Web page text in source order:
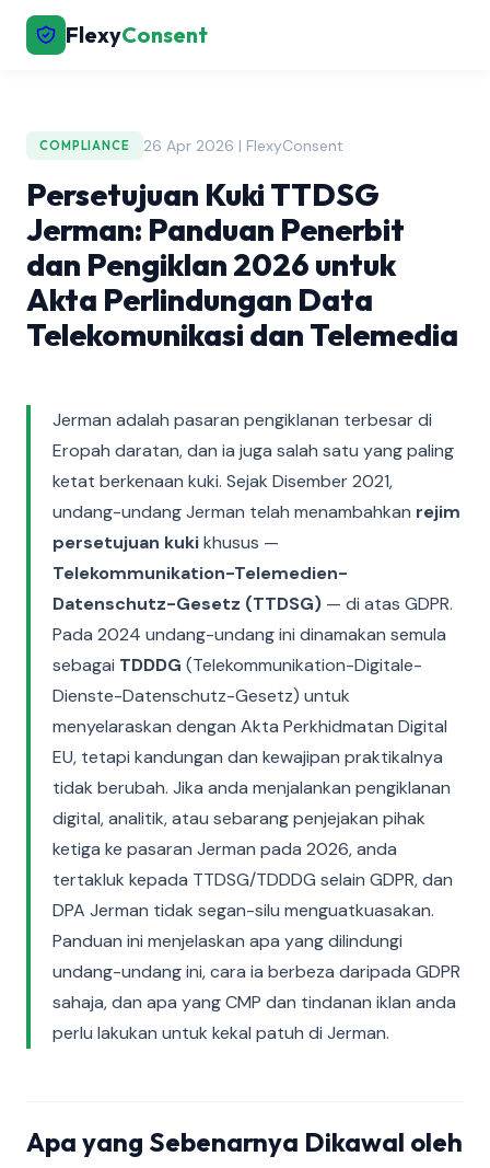
FlexyConsent
COMPLIANCE 26 Apr 2026 | FlexyConsent
Persetujuan Kuki TTDSG
Jerman: Panduan Penerbit
dan Pengiklan 2026 untuk
Akta Perlindungan Data
Telekomunikasi dan Telemedia
Jerman adalah pasaran pengiklanan terbesar di
Eropah daratan, dan ia juga salah satu yang paling
ketat berkenaan kuki. Sejak Disember 2021,
undang-undang Jerman telah menambahkan rejim
persetujuan kukikhusus —
Telekommunikation-Telemedien-
Datenschutz-Gesetz (TTDSG) — di atas GDPR.
Pada 2024 undang-undang ini dinamakan semula
sebagai TDDDG (Telekommunikation-Digitale-
Dienste-Datenschutz-Gesetz) untuk
menyelaraskan dengan Akta Perkhidmatan Digital
EU, tetapi kandungan dan kewajipan praktikalnya
tidak berubah. Jika anda menjalankan pengiklanan
digital, analitik, atau sebarang penjejakan pihak
ketiga ke pasaran Jerman pada 2026, anda
tertakluk kepada TTDSG/TDDDG selain GDPR, dan
DPA Jerman tidak segan-silu menguatkuasakan.
Panduan ini menjelaskan apa yang dilindungi
undang-undang ini, cara ia berbeza daripada GDPR
sahaja, dan apa yang CMP dan tindanan iklan anda
perlu lakukan untuk kekal patuh di Jerman.
Apa yang Sebenarnya Dikawal oleh